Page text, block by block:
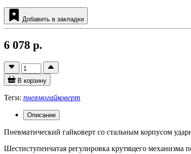
Добавить в закладки
6 078 р.
В корзину
Теги: пневмогайковерт
Описание
Пневматический гайковерт со стальным корпусом
Шестиступенчатая регулировка крутящего механизма